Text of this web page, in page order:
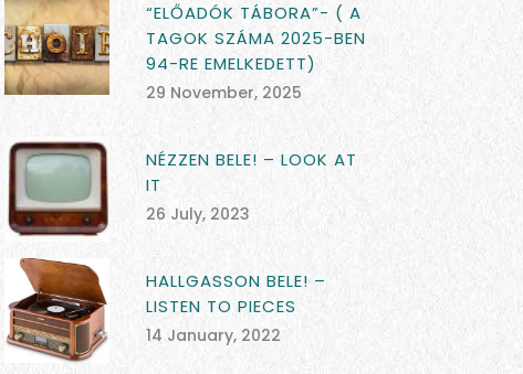
“ELŐADÓK TÁBORA”- ( A
TAGOK SZÁMA 2025-BEN
94-RE EMELKEDETT)
29 November, 2025
NÉZZEN BELE! – LOOK AT
IT
26 July, 2023
HALLGASSON BELE! –
LISTEN TO PIECES
14 January, 2022